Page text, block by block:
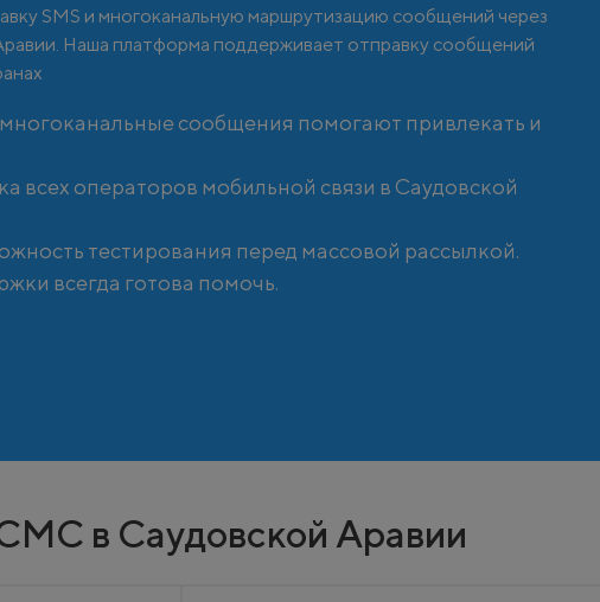
SMS и многоканальную маршрутизацию сообщений через
Наша платформа поддерживает отправку сообщений
многоканальные сообщения помогают привлекать и
всех операторов мобильной связи в Саудовской
тестирования перед массовой рассылкой.
всегда готова помочь.
в Саудовской Аравии